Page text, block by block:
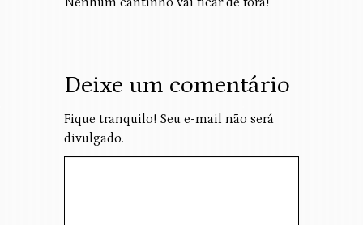
Deixe um comentário
Fique tranquilo! Seu e-mail não será
divulgado.